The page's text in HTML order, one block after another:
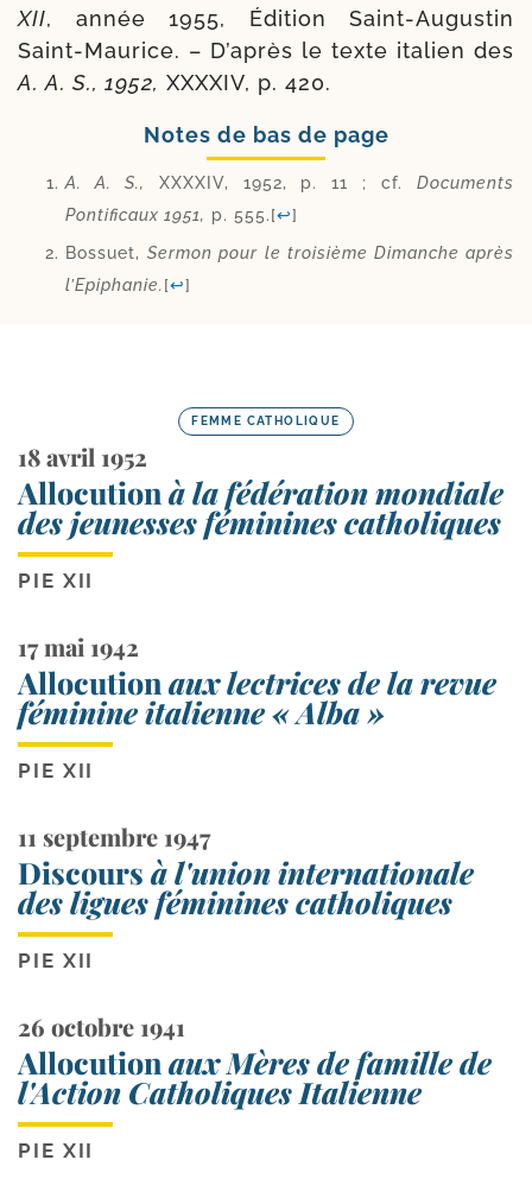
XII, année 1955, Édition Saint-​Augustin
Saint-​Maurice. – D’après le texte ita­lien des
A. A. S., 1952, XXXXIV, p. 420.
Notes de bas de page
A. A. S., XXXXIV, 1952, p. 11 ; cf.Documents
Pontificaux 1951, p. 555.[↩]
Bossuet,Sermon pour le troi­sième Dimanche après
l’Epiphanie.[↩]
FEMME CATHOLIQUE
18 avril 1952
Allocution à la fédération mondiale
des jeunesses féminines catholiques
PIE XII
17 mai 1942
Allocution aux lectrices de la revue
féminine italienne « Alba »
PIE XII
11 septembre 1947
Discours à l'union internationale
des ligues féminines catholiques
PIE XII
26 octobre 1941
Allocution aux Mères de famille de
l'Action Catholiques Italienne
PIE XII